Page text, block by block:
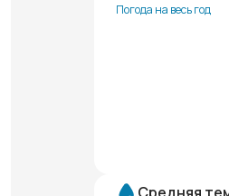
Погода на весь год
Средняя